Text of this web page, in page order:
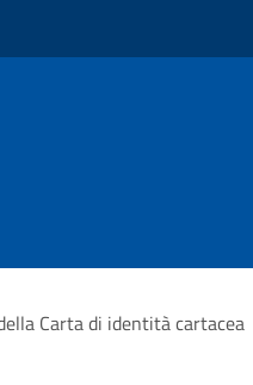
Carta di identità cartacea